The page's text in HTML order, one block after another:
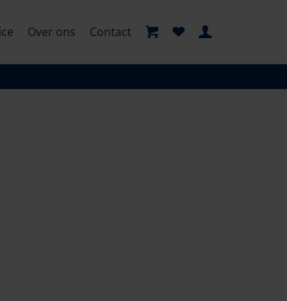
Over ons Contact